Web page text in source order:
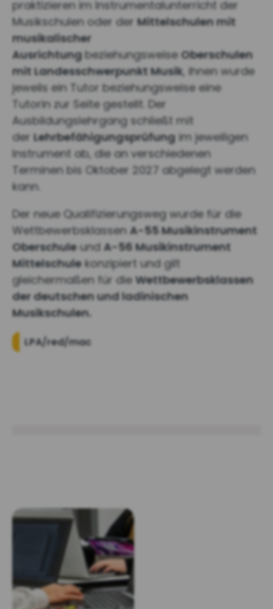
praktizieren im Instrumentalunterricht der
Musikschulen oder derMittelschulen mit
musikalischer
Ausrichtungbeziehungsweise Oberschulen
mit Landesschwerpunkt Musik, ihnen wurde
jeweils ein Tutor beziehungsweise eine
Tutorin zur Seite gestellt. Der
Ausbildungslehrgang schließt mit
der Lehrbefähigungsprüfung im jeweiligen
Instrument ab, die an verschiedenen
Terminen bis Oktober 2027 abgelegt werden
kann.
Der neue Qualifizierungsweg wurde für die
Wettbewerbsklassen A-55 Musikinstrument
Oberschuleund A-56 Musikinstrument
Mittelschulekonzipiert und gilt
gleichermaßen für die Wettbewerbsklassen
der deutschen und ladinischen
Musikschulen.
LPA/red/mac